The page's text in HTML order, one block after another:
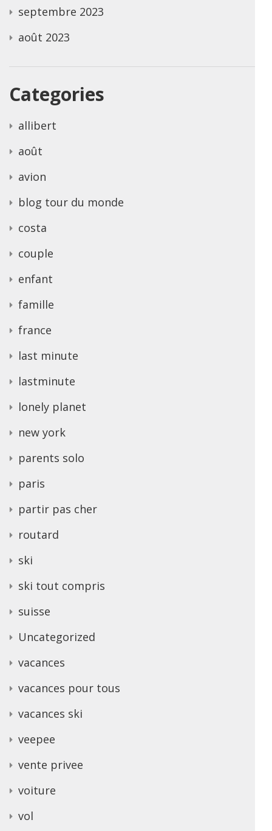
septembre 2023
août 2023
Categories
allibert
août
avion
blog tour du monde
costa
couple
enfant
famille
france
last minute
lastminute
lonely planet
new york
parents solo
paris
partir pas cher
routard
ski
ski tout compris
suisse
Uncategorized
vacances
vacances pour tous
vacances ski
veepee
vente privee
voiture
vol